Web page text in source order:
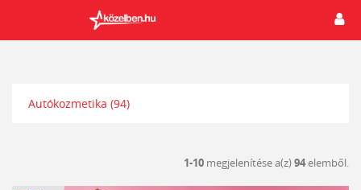
Autókozmetika (94)
1-10 megjelenítése a(z)94elemből.